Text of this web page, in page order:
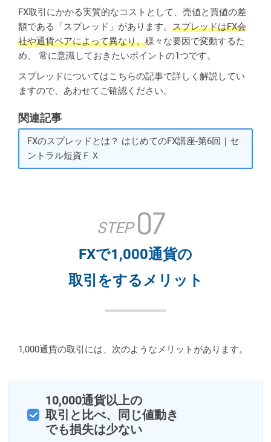
FX取引にかかる実質的なコストとして、売値と買値の差
額である「スプレッド」があります。 スプレッドはFX会
社や通貨ペアによって異なり、様々な要因で変動するた
め、 常に意識しておきたいポイントの1つです。
スプレッドについてはこちらの記事で詳しく解説してい
ますので、あわせてご確認ください。
関連記事
FXのスプレッドとは？ はじめてのFX講座-第6回｜セ
ントラル短資ＦＸ
STEP 07
FXで1,000通貨の
取引をするメリット
1,000通貨の取引には、次のようなメリットがあります。
10,000通貨以上の
取引と比べ、同じ値動き
でも損失は少ない